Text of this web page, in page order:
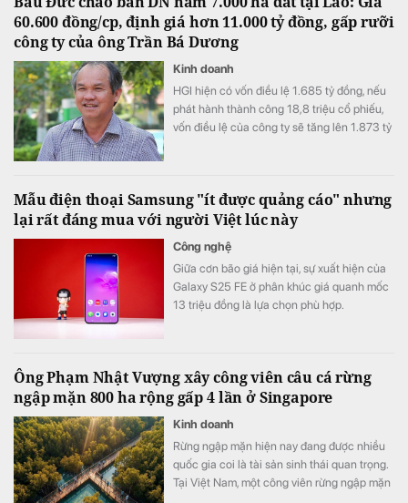
60.600 đồng/cp, định giá hơn 11.000 tỷ đồng, gấp rưỡi
công ty của ông Trần Bá Dương
Kinh doanh
HGI hiện có vốn điều lệ 1.685 tỷ đồng, nếu
phát hành thành công 18,8 triệu cổ phiếu,
vốn điều lệ của công ty sẽ tăng lên 1.873 tỷ
Mẫu điện thoại Samsung "ít được quảng cáo" nhưng
lại rất đáng mua với người Việt lúc này
Công nghệ
Giữa cơn bão giá hiện tại, sự xuất hiện của
Galaxy S25 FE ở phân khúc giá quanh mốc
13 triệu đồng là lựa chọn phù hợp.
Ông Phạm Nhật Vượng xây công viên câu cá rừng
ngập mặn 800 ha rộng gấp 4 lần ở Singapore
Kinh doanh
Rừng ngập mặn hiện nay đang được nhiều
quốc gia coi là tài sản sinh thái quan trọng.
Tại Việt Nam, một công viên rừng ngập mặn